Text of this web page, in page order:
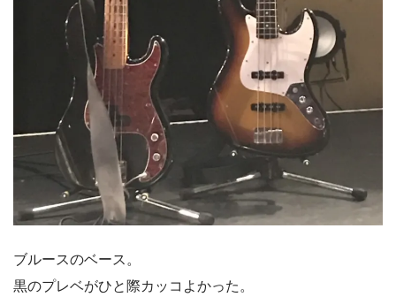
ブルースのベース。
黒のプレベがひと際カッコよかった。